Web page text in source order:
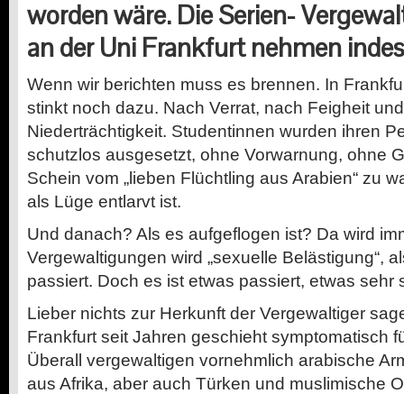
worden wäre. Die Serien-
an der Uni Frankfurt nehmen
Wenn wir berichten muss es brennen. In
stinkt noch dazu. Nach Verrat, nach Feigheit
Niederträchtigkeit. Studentinnen wurden ihren
schutzlos ausgesetzt, ohne Vorwarnung, ohne
Schein vom „lieben Flüchtling aus Arabien“ zu
als Lüge entlarvt ist.
Und danach? Als es aufgeflogen ist? Da wird
Vergewaltigungen wird „sexuelle Belästigung“,
passiert. Doch es ist etwas passiert, etwas sehr
Lieber nichts zur Herkunft der Vergewaltiger
Frankfurt seit Jahren geschieht symptomatisch
Überall vergewaltigen vornehmlich arabische
aus Afrika, aber auch Türken und muslimische